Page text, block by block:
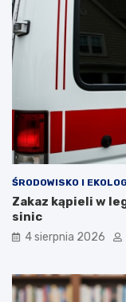
ŚRODOWISKO I
Zakaz kąpieli w
sinic
4 sierpnia 2026